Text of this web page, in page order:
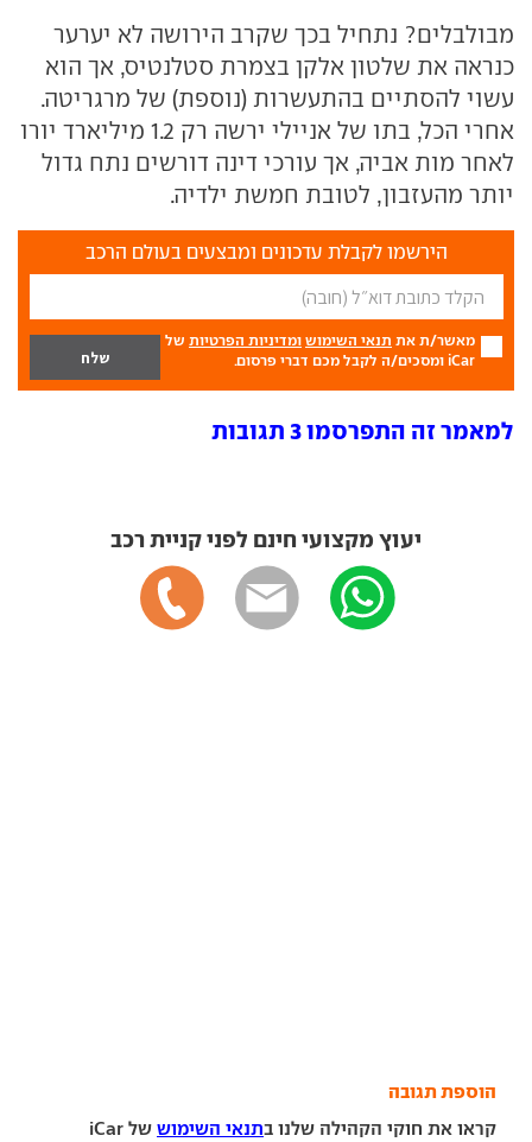
מבולבלים? נתחיל בכך שקרב הירושה לא יערער
כנראה את שלטון אלקן בצמרת סטלנטיס, אך הוא
עשוי להסתיים בהתעשרות (נוספת) של מרגריטה.
אחרי הכל, בתו של אניילי ירשה רק 1.2 מיליארד יורו
לאחר מות אביה, אך עורכי דינה דורשים נתח גדול
יותר מהעזבון, לטובת חמשת ילדיה.
הירשמו לקבלת עדכונים ומבצעים בעולם הרכב
מאשר/ת את תנאי השימוש ומדיניות הפרטיות של
iCar ומסכים/ה לקבל מכם דברי פרסום.
למאמר זה התפרסמו 3 תגובות
יעוץ מקצועי חינם לפני קניית רכב
הוספת תגובה
קראו את חוקי הקהילה שלנו בתנאי השימוש של iCar